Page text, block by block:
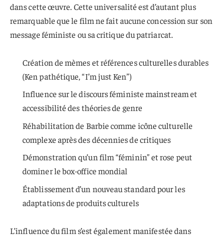
dans cette œuvre. Cette universalité est d’autant plus
remarquable que le film ne fait aucune concession sur son
message féministe ou sa critique du patriarcat.
Création de mèmes et références culturelles durables
(Ken pathétique, “I’m just Ken”)
Influence sur le discours féministe mainstream et
accessibilité des théories de genre
Réhabilitation de Barbie comme icône culturelle
complexe après des décennies de critiques
Démonstration qu’un film “féminin” et rose peut
dominer le box-office mondial
Établissement d’un nouveau standard pour les
adaptations de produits culturels
L’influence du film s’est également manifestée dans